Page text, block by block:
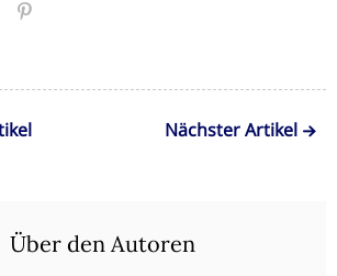
Nächster Artikel
Über den Autoren